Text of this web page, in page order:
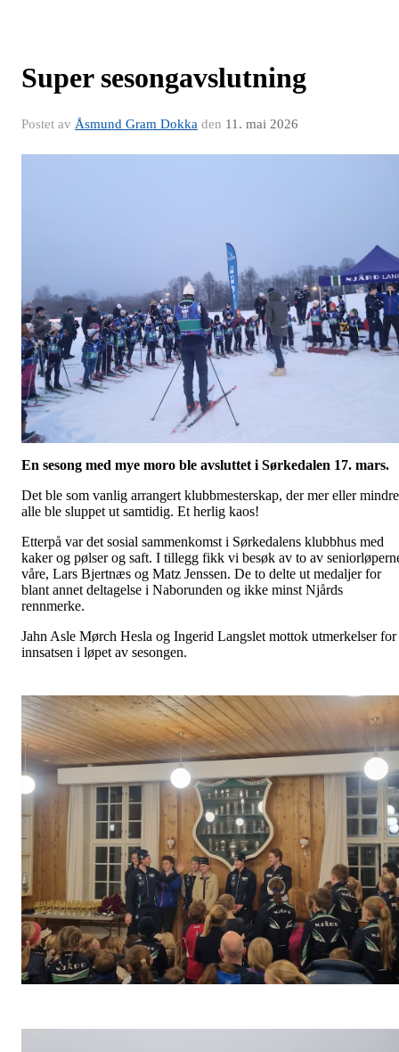
Super sesongavslutning
Postet av Åsmund Gram Dokka den 11. mai 2026
En sesong med mye moro ble avsluttet i Sørkedalen 17. mars.
Det ble som vanlig arrangert klubbmesterskap, der mer eller mindre
alle ble sluppet ut samtidig. Et herlig kaos!
Etterpå var det sosial sammenkomst i Sørkedalens klubbhus med
kaker og pølser og saft. I tillegg fikk vi besøk av to av
våre, Lars Bjertnæs og Matz Jenssen. De to delte ut medaljer for
blant annet deltagelse i Naborunden og ikke minst Njårds
rennmerke.
Jahn Asle Mørch Hesla og Ingerid Langslet mottok utmerkelser for
innsatsen i løpet av sesongen.